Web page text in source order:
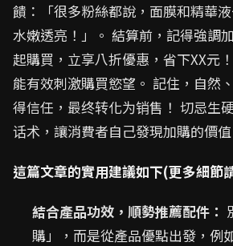
饋：「很多粉絲都說，面膜和精華
水嫩透亮！」。 結算前，記得強調
起購買，立享八折優惠，省下XX元
能有效刺激購買慾望。 記住，自然
得信任，最终转化为销售！ 切忌生
话术，讓消費者自己發現加購的價值
這篇文章的實用建議如下(更多細節
結合產品功效，順勢推薦配件：
購」，而是從產品優點出發，例